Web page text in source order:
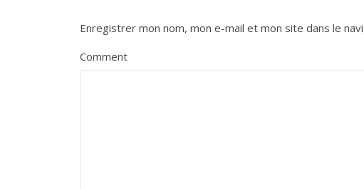
Enregistrer mon nom, mon e-mail et mon site dans le
Comment